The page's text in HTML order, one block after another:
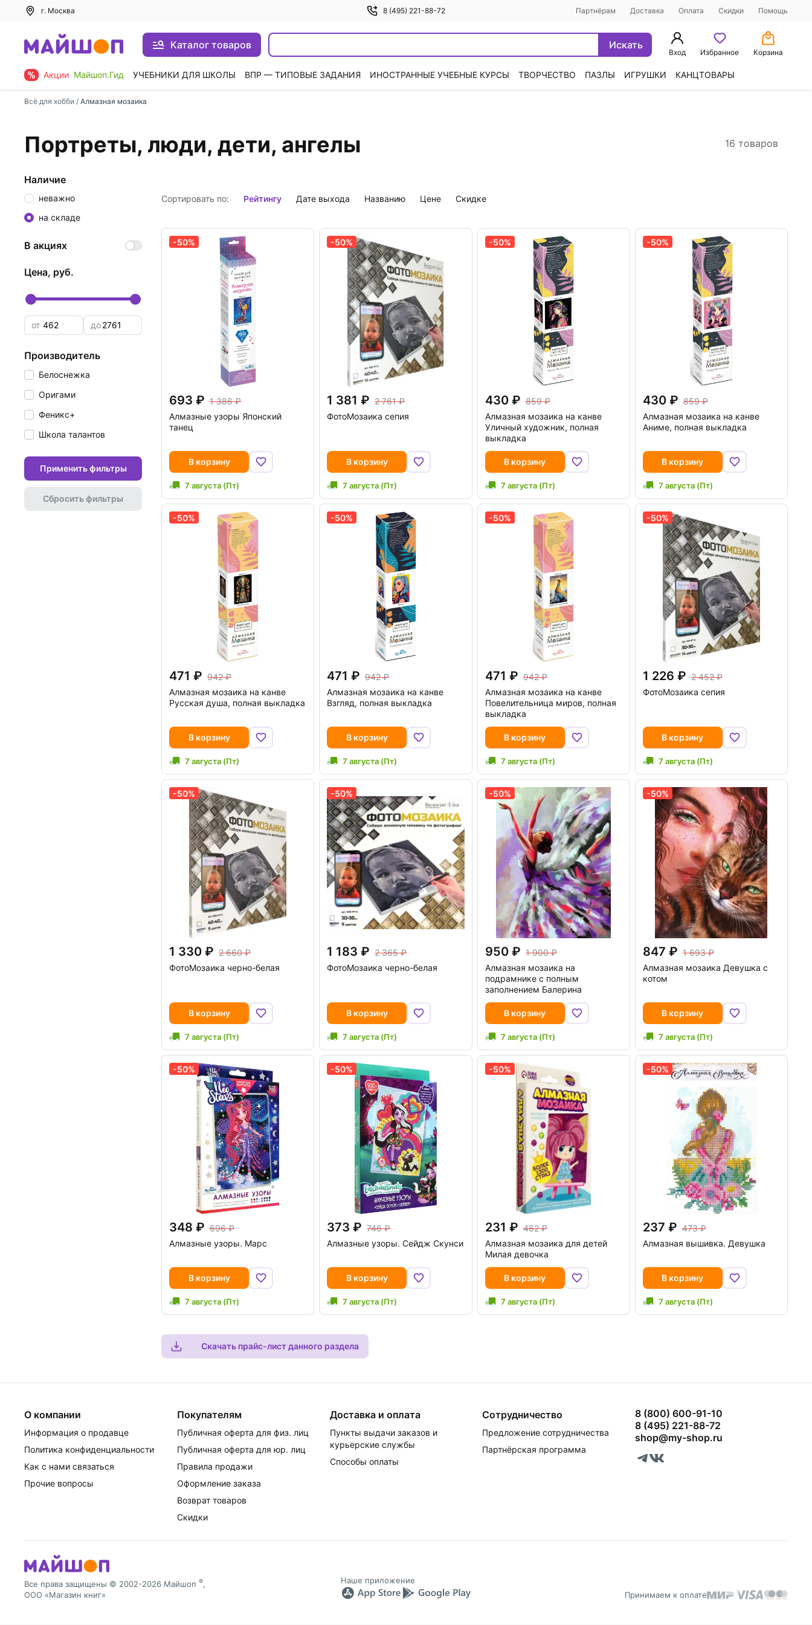
г. Москва 8 (495) 221-88-72 Партнёрам Доставка Оплата Скидки Помощь
Каталог товаров Искать
Вход Избранное Корзина
Акции Майшоп.Гид УЧЕБНИКИ ДЛЯ ШКОЛЫ ВПР — ТИПОВЫЕ ЗАДАНИЯ ИНОСТРАННЫЕ УЧЕБНЫЕ КУРСЫ ТВОРЧЕСТВО ПАЗЛЫ ИГРУШКИ КАНЦТОВАРЫ
Всё для хобби / Алмазная мозаика
Портреты, люди, дети, ангелы 16 товаров
Сортировать по: рейтингу дате выхода названию цене скидке
-50%
693
1 386
Алмазные узоры Японский
танец
В корзину
7 августа (Пт)
-50%
1 381
2 761
ФотоМозаика сепия
В корзину
7 августа (Пт)
-50%
430
859
Алмазная мозаика на канве
Уличный художник, полная
выкладка
В корзину
7 августа (Пт)
-50%
430
859
Алмазная мозаика на канве
Аниме, полная выкладка
В корзину
7 августа (Пт)
-50%
471
942
Алмазная мозаика на канве
Русская душа, полная выкладка
В корзину
7 августа (Пт)
-50%
471
942
Алмазная мозаика на канве
Взгляд, полная выкладка
В корзину
7 августа (Пт)
-50%
471
942
Алмазная мозаика на канве
Повелительница миров, полная
выкладка
В корзину
7 августа (Пт)
-50%
1 226
2 452
ФотоМозаика сепия
В корзину
7 августа (Пт)
-50%
1 330
2 660
ФотоМозаика черно-белая
В корзину
7 августа (Пт)
-50%
1 183
2 365
ФотоМозаика черно-белая
В корзину
7 августа (Пт)
-50%
950
1 900
Алмазная мозаика на
подрамнике с полным
заполнением Балерина
В корзину
7 августа (Пт)
-50%
847
1 693
Алмазная мозаика Девушка с
котом
В корзину
7 августа (Пт)
-50%
348
696
Алмазные узоры. Марс
В корзину
7 августа (Пт)
-50%
373
746
Алмазные узоры. Сейдж Скунси
В корзину
7 августа (Пт)
-50%
231
462
Алмазная мозаика для детей
Милая девочка
В корзину
7 августа (Пт)
-50%
237
473
Алмазная вышивка. Девушка
В корзину
7 августа (Пт)
Скачать прайс-лист данного раздела
Наличие
неважно
на складе
В акциях
цена, руб.
от до
производитель
Белоснежка
Оригами
Феникс+
Школа талантов
Применить фильтры
Сбросить фильтры
О компании
Информация о продавце
Политика конфиденциальности
Как с нами связаться
Прочие вопросы
Покупателям
Публичная оферта для физ. лиц
Публичная оферта для юр. лиц
Правила продажи
Оформление заказа
Возврат товаров
Скидки
Доставка и оплата
Пункты выдачи заказов и
курьерские службы
Способы оплаты
Сотрудничество
Предложение сотрудничества
Партнёрская программа
8 (800) 600-91-10
8 (495) 221-88-72
shop@my-shop.ru
Все права защищены © 2002-2026 Майшоп ®,
ООО «Магазин книг»
Наше приложение
Принимаем к оплате